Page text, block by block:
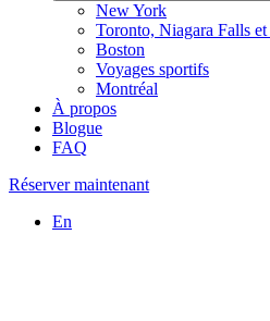
New York
Toronto, Niagara Falls
Boston
Voyages sportifs
Montréal
À propos
Blogue
FAQ
Réserver maintenant
En